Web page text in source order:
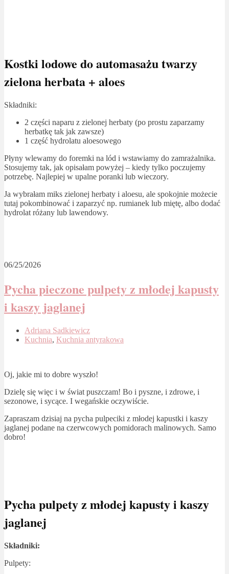
Kostki lodowe do automasażu twarzy
zielona herbata + aloes
Składniki:
2 części naparu z zielonej herbaty (po prostu zaparzamy
herbatkę tak jak zawsze)
1 część hydrolatu aloesowego
Płyny wlewamy do foremki na lód i wstawiamy do zamrażalnika.
Stosujemy tak, jak opisałam powyżej – kiedy tylko poczujemy
potrzebę. Najlepiej w upalne poranki lub wieczory.
Ja wybrałam miks zielonej herbaty i aloesu, ale spokojnie możecie
tutaj pokombinować i zaparzyć np. rumianek lub miętę, albo dodać
hydrolat różany lub lawendowy.
06/25/2026
Pycha pieczone pulpety z młodej kapusty
i kaszy jaglanej
Adriana Sadkiewicz
Kuchnia, Kuchnia antyrakowa
Oj, jakie mi to dobre wyszło!
Dzielę się więc i w świat puszczam! Bo i pyszne, i zdrowe, i
sezonowe, i sycące. I wegańskie oczywiście.
Zapraszam dzisiaj na pycha pulpeciki z młodej kapustki i kaszy
jaglanej podane na czerwcowych pomidorach malinowych. Samo
dobro!
Pycha pulpety z młodej kapusty i kaszy
jaglanej
Składniki:
Pulpety: